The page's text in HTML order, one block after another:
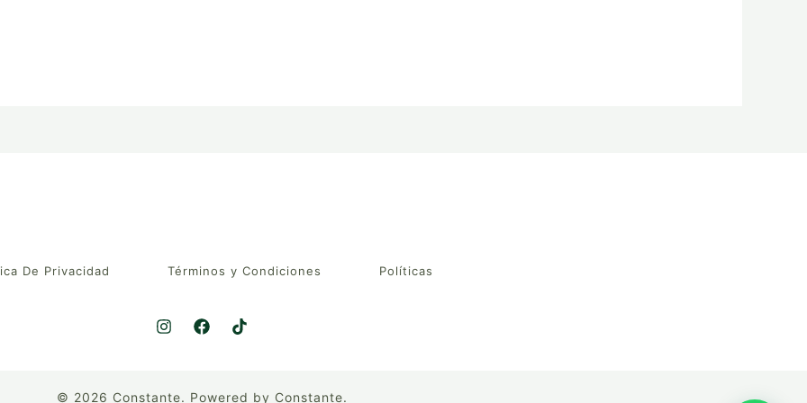
De Privacidad Términos y Condiciones Políticas
© 2026 Constante. Powered by Constante.